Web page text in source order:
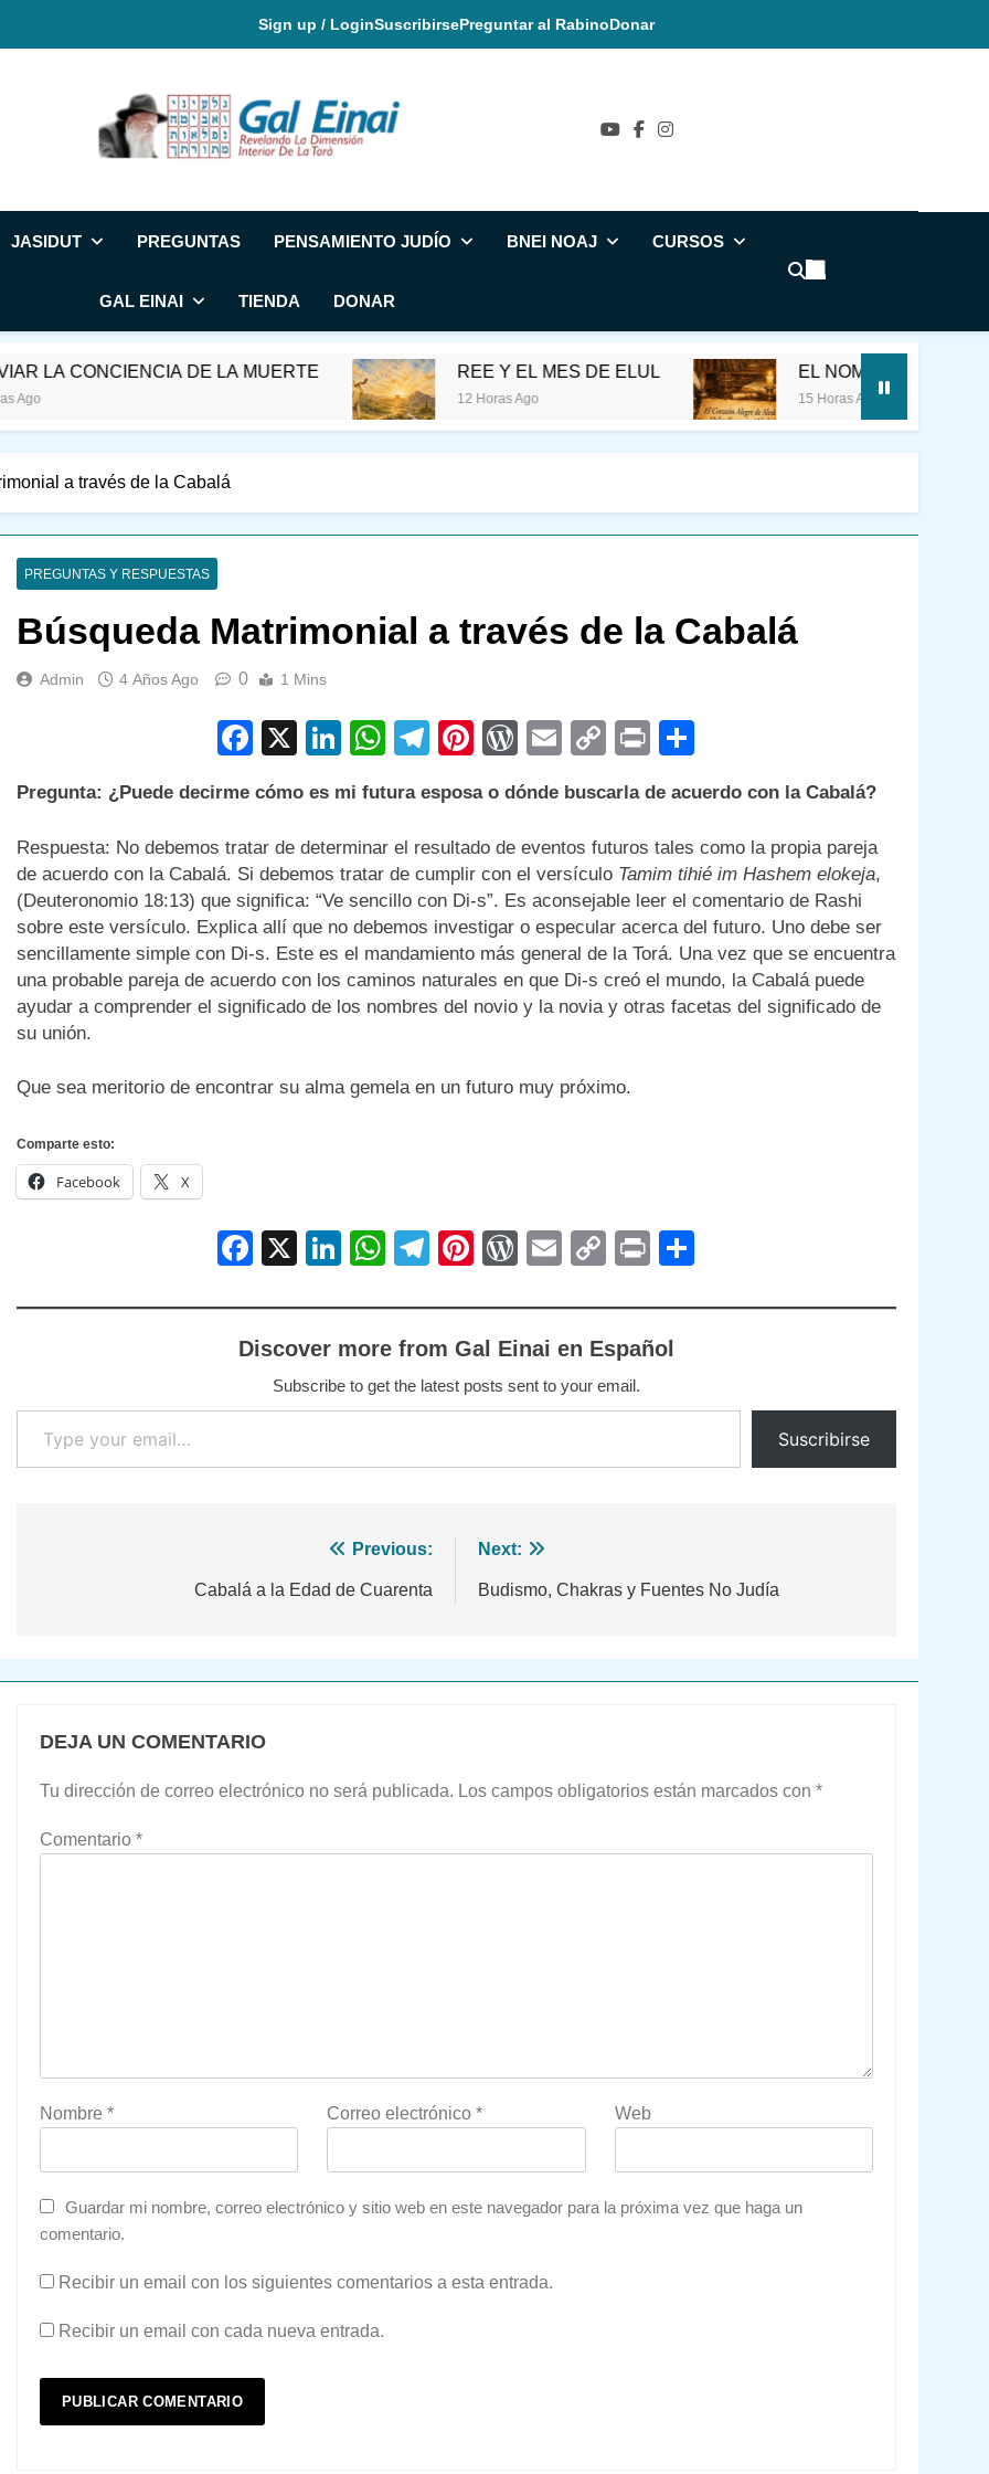
Sign up / LoginSuscribirsePreguntar al RabinoDonar
Gal Einai En Español
JASIDUT PREGUNTAS PENSAMIENTO JUDÍO BNEI NOAJ CURSOS
GAL EINAI TIENDA DONAR
DE LA MUERTE REE Y EL MES DE ELUL
12 Horas Ago
EL NOMBRE SAGRADO
15 Horas Ago
a través de la Cabalá
PREGUNTAS Y RESPUESTAS
Búsqueda Matrimonial a través de la Cabalá
Admin 4 Años Ago 0 1 Mins
Facebook
X LinkedIn
WhatsApp
Telegram
Pinterest
WordPress
EmailCopyPrint
Pregunta: ¿Puede decirme cómo es mi futura esposa o dónde buscarla de acuerdo con la Cabalá?
Respuesta: No debemos tratar de determinar el resultado de eventos futuros tales como la propia pareja
de acuerdo con la Cabalá. Si debemos tratar de cumplir con el versículo Tamim tihié im Hashem elokeja,
(Deuteronomio 18:13) que significa: “Ve sencillo con Di-s”. Es aconsejable leer el comentario de Rashi
sobre este versículo. Explica allí que no debemos investigar o especular acerca del futuro. Uno debe ser
sencillamente simple con Di-s. Este es el mandamiento más general de la Torá. Una vez que se encuentra
una probable pareja de acuerdo con los caminos naturales en que Di-s creó el mundo, la Cabalá puede
ayudar a comprender el significado de los nombres del novio y la novia y otras facetas del significado de
su unión.
Que sea meritorio de encontrar su alma gemela en un futuro muy próximo.
Comparte esto:
Facebook X
Facebook
X LinkedIn
WhatsApp
Telegram
Pinterest
WordPress
EmailCopy
Print
Discover more from Gal Einai en Español
Subscribe to get the latest posts sent to your email.
Type your email…
Suscribirse
Previous:
Cabalá a la Edad de Cuarenta
Next:
Budismo, Chakras y Fuentes No Judía
DEJA UN COMENTARIO
Tu dirección de correo electrónico no será publicada. Los campos obligatorios están marcados con *
Comentario *
Nombre * Correo electrónico* Web
Guardar mi nombre, correo electrónico y sitio web en este navegador para la próxima vez que haga un
comentario.
Recibir un email con los siguientes comentarios a esta entrada.
Recibir un email con cada nueva entrada.